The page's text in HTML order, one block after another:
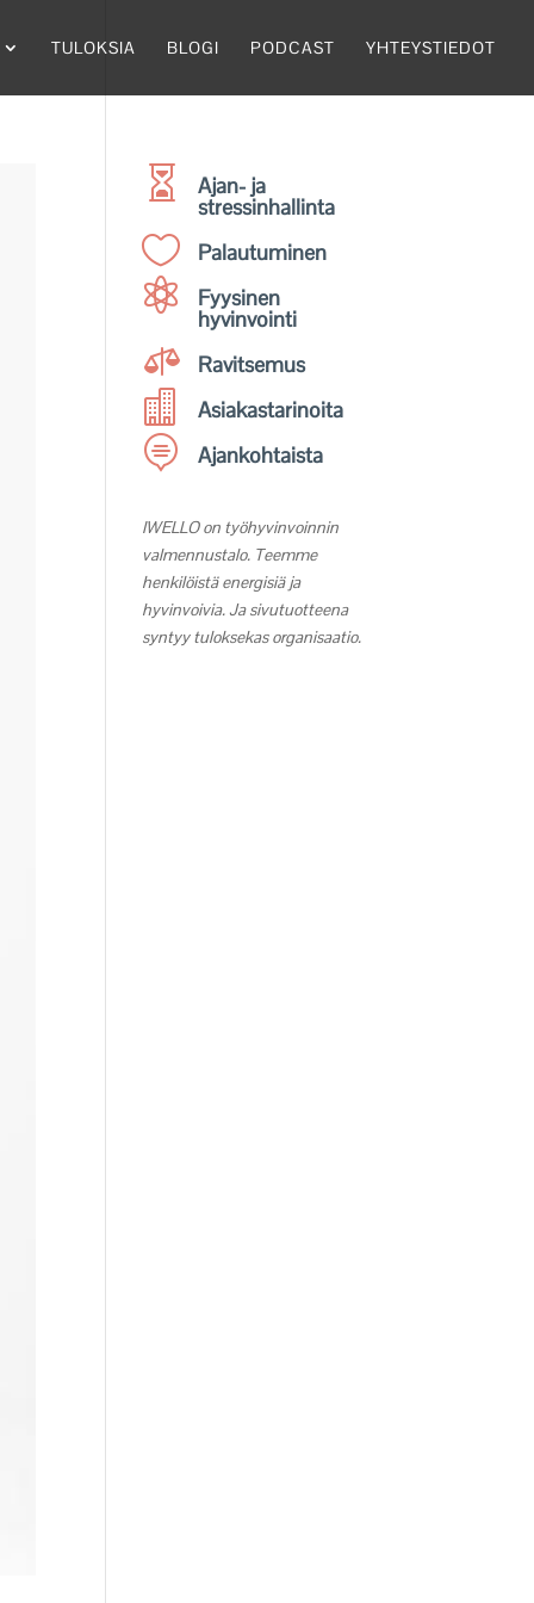
TULOKSIA BLOGI PODCAST YHTEYSTIEDOT
 Ajan- ja
stressinhallinta
 Palautuminen
 Fyysinen
hyvinvointi
 Ravitsemus
 Asiakastarinoita
 Ajankohtaista
IWELLO on työhyvinvoinnin
valmennustalo. Teemme
henkilöistä energisiä ja
hyvinvoivia. Ja sivutuotteena
syntyy tuloksekas organisaatio.